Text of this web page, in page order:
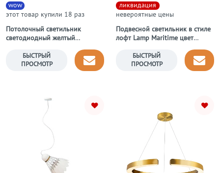
Потолочный светильник
светодиодный желтый
wow
этот товар купили 18 раз
БЫСТРЫЙ
ПРОСМОТР
Подвесной светильник в стиле
лофт Lamp Maritime цвет
ликвидация
невероятные цены
БЫСТРЫЙ
ПРОСМОТР